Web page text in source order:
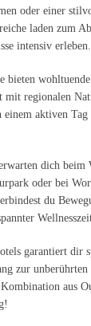
oder einer
laden zum
intensiv erleben.
bieten
mit regionalen
aktiven Tag
dich beim
oder bei
du
garantiert dir
zur unberührten
aus